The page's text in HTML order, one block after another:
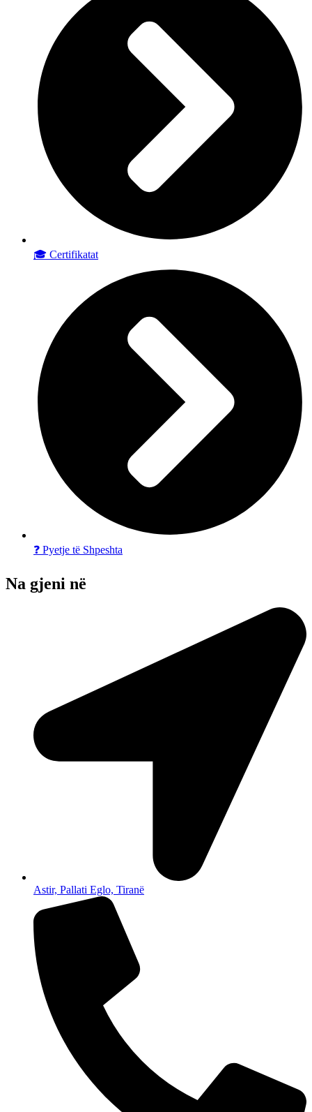
🎓 Certifikatat
❓ Pyetje të Shpeshta
Na gjeni në
Astir, Pallati Eglo, Tiranë